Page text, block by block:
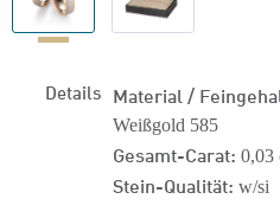
Details Material /
Weißgold 585
Gesamt-Carat: 0,03
Stein-Qualität: w/si